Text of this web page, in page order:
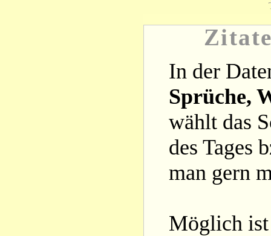
In der
Sprüche,
wählt das
des Tages
man gern
Möglich ist